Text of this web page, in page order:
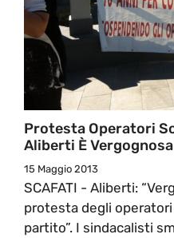
Protesta Operatori
Aliberti È
15 Maggio 2013
SCAFATI - Aliberti:
protesta degli
partito”. I sindacalisti